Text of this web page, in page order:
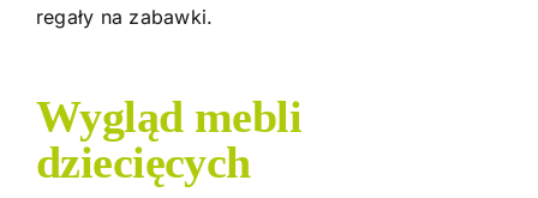
regały na zabawki.
Wygląd mebli
dziecięcych